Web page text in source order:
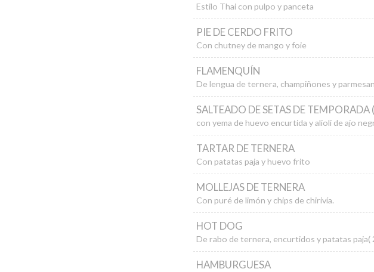
Estilo Thai con pulpo y panceta
PIE DE CERDO FRITO
Con chutney de mango y foie
FLAMENQUÍN
De lengua de ternera, champiñones y
SALTEADO DE SETAS DE
con yema de huevo encurtida y alioli de ajo
TARTAR DE TERNERA
Con patatas paja y huevo frito
MOLLEJAS DE TERNERA
Con puré de limón y chips de chirivía.
HOT DOG
De rabo de ternera, encurtidos y patatas paja(
HAMBURGUESA